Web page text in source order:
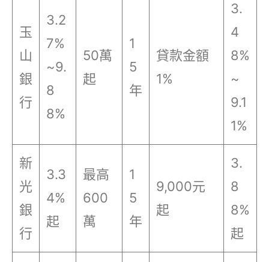
玉
山
銀
行
3.2
7%
~9.
8
8%
50萬
起
1
5
年
貸款金額
1%
3.
4
8%
~
9.1
1%
新
光
銀
行
3.3
4%
起
最高
600
萬
1
5
年
9,000元
起
3.
8
8%
起